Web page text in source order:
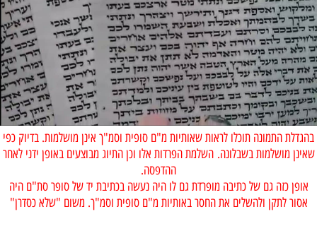
בהגדלת התמונה תוכלו לראות שאותיות מ"ם סופית וסמ"ך אינן מושלמות. בדיוק כפי
שאינן מושלמות בשבלונה.השלמת הפרדות אלו וכן התיוג מבוצעים באופן ידני לאחר
ההדפסה.
אופן כזה גם של כתיבה מופרדת גם לו היה נעשה בכתיבת יד של סופר סת"ם היה
אסור לתקן ולהשלים את החסר באותיות מ"ם סופית וסמ"ך. משום "שלא כסדרן"